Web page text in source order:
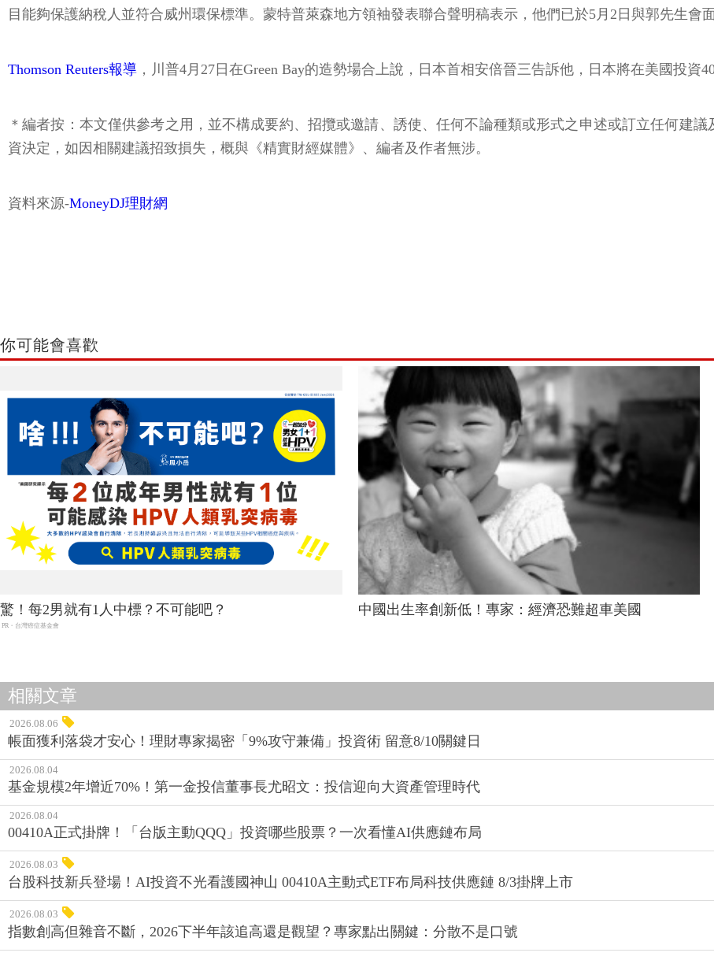
目能夠保護納稅人並符合威州環保標準。蒙特普萊森地方領袖發表聯合聲明稿表示，他們已於5月2日與郭先生會
Thomson Reuters報導 ，川普4月27日在Green Bay的造勢場合上說，日本首相安倍晉三告訴他，日本將在美國投資
＊編者按：本文僅供參考之用，並不構成要約、招攬或邀請、誘使、任何不論種類或形式之申述或訂立任何建
資決定，如因相關建議招致損失，概與《精實財經媒體》、編者及作者無涉。
資料來源-MoneyDJ理財網
你可能會喜歡
驚！每2男就有1人中標？不可能吧？
PR・台灣癌症基金會
中國出生率創新低！專家：經濟恐難超車美國
相關文章
2026.08.06
帳面獲利落袋才安心！理財專家揭密「9%攻守兼備」投資術 留意8/10關鍵日
2026.08.04
基金規模2年增近70%！第一金投信董事長尤昭文：投信迎向大資產管理時代
2026.08.04
00410A正式掛牌！「台版主動QQQ」投資哪些股票？一次看懂AI供應鏈布局
2026.08.03
台股科技新兵登場！AI投資不光看護國神山 00410A主動式ETF布局科技供應鏈 8/3掛牌上市
2026.08.03
指數創高但雜音不斷，2026下半年該追高還是觀望？專家點出關鍵：分散不是口號